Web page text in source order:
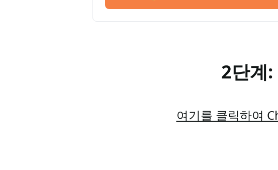
2단계
여기를 클릭하여